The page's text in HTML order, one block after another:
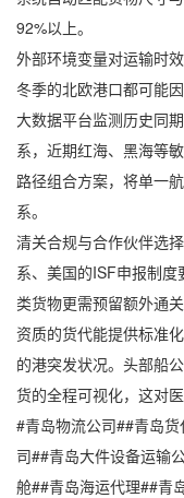
92%以上。
外部环境变量对运输时
冬季的北欧港口都可能
大数据平台监测历史同
系，近期红海、黑海等
路径组合方案，将单一
系。
清关合规与合作伙伴选
系、美国的ISF申报制
类货物更需预留额外通
资质的货代能提供标准
的港突发状况。头部船
货的全程可视化，这对
#青岛物流公司##青岛
司##青岛大件设备运输
舱##青岛海运代理##青